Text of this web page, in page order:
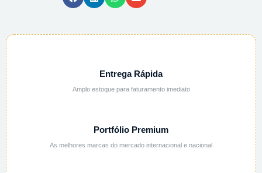
Entrega Rápida
Amplo estoque para faturamento imediato
Portfólio Premium
As melhores marcas do mercado internacional e nacional